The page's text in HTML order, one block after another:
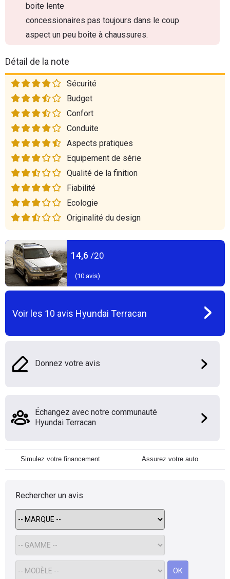
boite lente
concessionaires pas toujours dans le coup
aspect un peu boite à chaussures.
Détail de la note
Sécurité
Budget
Confort
Conduite
Aspects pratiques
Equipement de série
Qualité de la finition
Fiabilité
Ecologie
Originalité du design
14,6 /20
(10 avis)
Voir les 10 avis Hyundai Terracan
Donnez votre avis
Échangez avec notre communauté
Hyundai Terracan
Simulez votre financement Assurez votre auto
Rechercher un avis
OK